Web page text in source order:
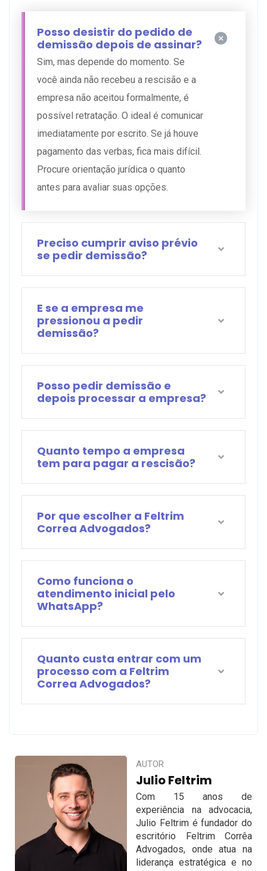
Posso desistir do pedido de
demissão depois de assinar?
Sim, mas depende do momento. Se
você ainda não recebeu a rescisão e a
empresa não aceitou formalmente, é
possível retratação. O ideal é comunicar
imediatamente por escrito. Se já houve
pagamento das verbas, fica mais difícil.
Procure orientação jurídica o quanto
antes para avaliar suas opções.
Preciso cumprir aviso prévio
se pedir demissão?
E se a empresa me
pressionou a pedir
demissão?
Posso pedir demissão e
depois processar a empresa?
Quanto tempo a empresa
tem para pagar a rescisão?
Por que escolher a Feltrim
Correa Advogados?
Como funciona o
atendimento inicial pelo
WhatsApp?
Quanto custa entrar com um
processo com a Feltrim
Correa Advogados?
AUTOR
Julio Feltrim
Com 15 anos de
experiência na advocacia,
Julio Feltrim é fundador do
escritório Feltrim Corrêa
Advogados, onde atua na
liderança estratégica e no